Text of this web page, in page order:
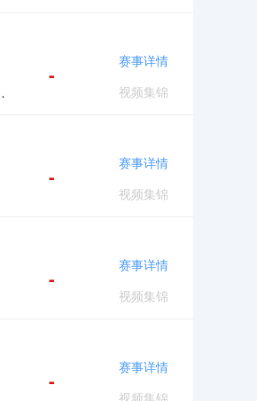
-
赛事详情
视频集锦
-
赛事详情
视频集锦
-
赛事详情
视频集锦
-
赛事详情
视频集锦